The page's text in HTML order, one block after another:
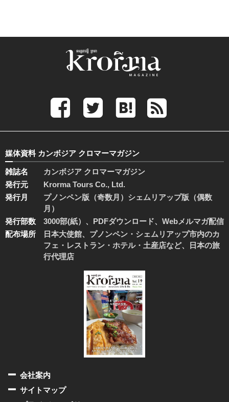
媒体資料 カンボジア クロマーマガジン
雑誌名
カンボジア クロマーマガジン
発行元
Krorma Tours Co., Ltd.
発行月
プノンペン版（奇数月）シェムリアップ版（偶数
月）
発行部数
3000部(紙）、PDFダウンロード、Webメルマガ配信
配布場所
日本大使館、プノンペン・シェムリアップ市内のカ
フェ・レストラン・ホテル・土産店など、日本の旅
行代理店
会社案内
サイトマップ